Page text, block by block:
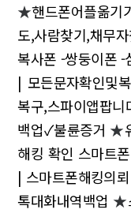
★핸드폰어플옮기
도,사람찾기,채무
복사폰 -쌍둥이폰
| 모든문자확인및
복구,스파이앱팝니
백업✓불륜증거 ★
해킹 확인 스마트
| 스마트폰해킹의뢰
톡대화내역백업 ★